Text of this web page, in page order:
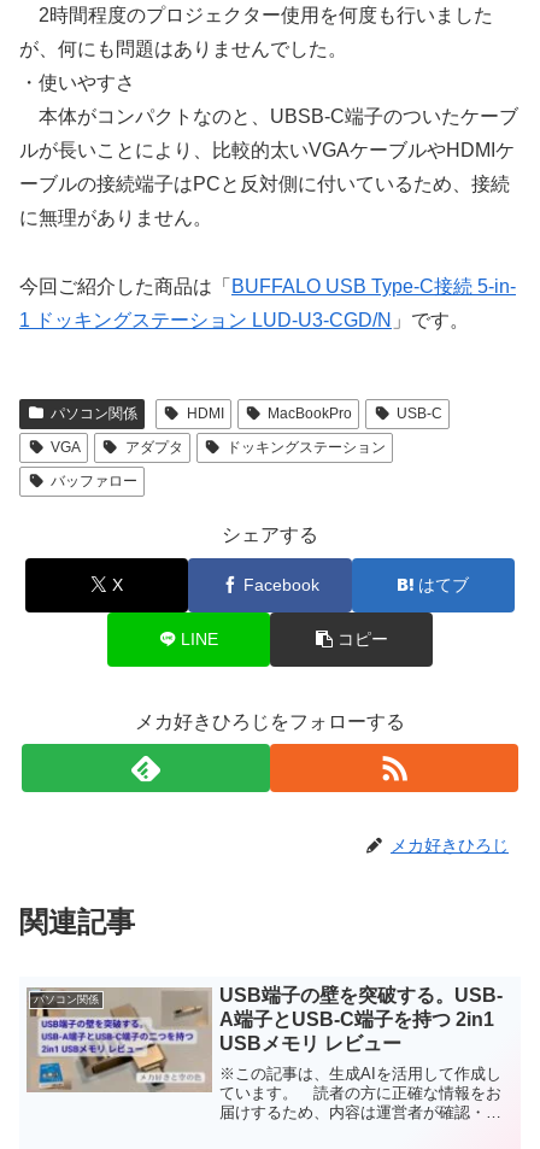
2時間程度のプロジェクター使用を何度も行いました
が、何にも問題はありませんでした。
・使いやすさ
本体がコンパクトなのと、UBSB-C端子のついたケーブ
ルが長いことにより、比較的太いVGAケーブルやHDMIケ
ーブルの接続端子はPCと反対側に付いているため、接続
に無理がありません。
今回ご紹介した商品は「 BUFFALO USB Type-C接続 5-in-
1 ドッキングステーション LUD-U3-CGD/N 」です。
パソコン関係 HDMI MacBookPro
USB-C
VGA
アダプタ
ドッキングステーション
バッファロー
シェアする
X Facebook はてブ
LINE コピー
メカ好きひろじをフォローする
メカ好きひろじ
関連記事
パソコン関係
USB端子の壁を突破する。USB-
A端子とUSB-C端子を持つ 2in1
USBメモリ レビュー
※この記事は、生成AIを活用して作成し
ています。 読者の方に正確な情報をお
届けするため、内容は運営者が確認・編